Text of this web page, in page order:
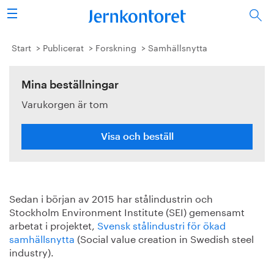
Sök
Stålindustrin
Vision 2050
Forskning/utbildning
Publicerat
Bildbank
Om oss
Start Publicerat Forskning Samhällsnytta
Mina beställningar
Varukorgen är tom
Visa och beställ
Sedan i början av 2015 har stålindustrin och
Stockholm Environment Institute (SEI) gemensamt
arbetat i projektet, Svensk stålindustri för ökad
samhällsnytta (Social value creation in Swedish steel
industry).